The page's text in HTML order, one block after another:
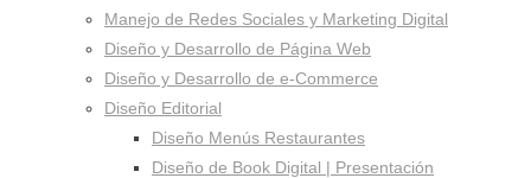
Manejo de Redes Sociales y Marketing Digital
Diseño y Desarrollo de Página Web
Diseño y Desarrollo de e-Commerce
Diseño Editorial
Diseño Menús Restaurantes
Diseño de Book Digital | Presentación